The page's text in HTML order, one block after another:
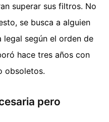
superar sus filtros. No
se busca a alguien
según el orden de
hace tres años con
obsoletos.
pero